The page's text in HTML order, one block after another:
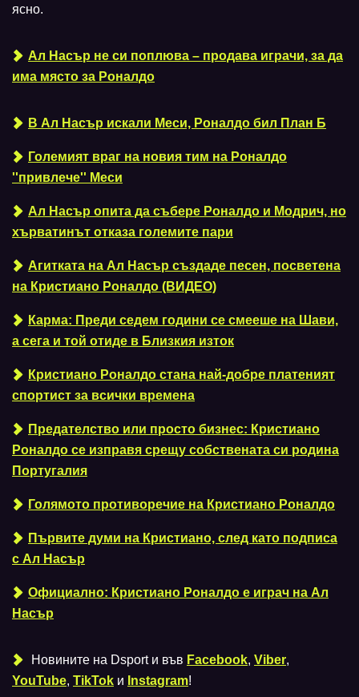
ясно.
Ал Насър не си поплюва – продава играчи, за да
има място за Роналдо
В Ал Насър искали Меси, Роналдо бил План Б
Големият враг на новия тим на Роналдо
''привлече'' Меси
Ал Насър опита да събере Роналдо и Модрич, но
хърватинът отказа големите пари
Агитката на Ал Насър създаде песен, посветена
на Кристиано Роналдо (ВИДЕО)
Карма: Преди седем години се смееше на Шави,
а сега и той отиде в Близкия изток
Кристиано Роналдо стана най-добре платеният
спортист за всички времена
Предателство или просто бизнес: Кристиано
Роналдо се изправя срещу собствената си родина
Португалия
Голямото противоречие на Кристиано Роналдо
Първите думи на Кристиано, след като подписа
с Ал Насър
Официално: Кристиано Роналдо е играч на Ал
Насър
Новините на Dsport и във Facebook, Viber,
YouTube, TikTok и Instagram!